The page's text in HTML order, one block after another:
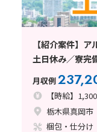
【紹介案件】
土日休み／寮完
月収例
【時給】
栃木県真岡市
梱包・仕分け